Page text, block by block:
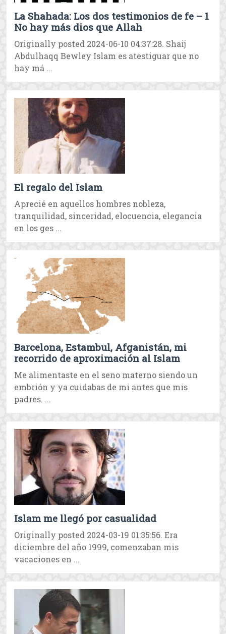
La Shahada: Los dos testimonios de fe – 1
No hay más dios que Allah
Originally posted 2024-06-10 04:37:28. Shaij
Abdulhaqq Bewley Islam es atestiguar que no
hay má ...
El regalo del Islam
Aprecié en aquellos hombres nobleza,
tranquilidad, sinceridad, elocuencia, elegancia
en los ges ...
Barcelona, Estambul, Afganistán, mi
recorrido de aproximación al Islam
Me alimentaste en el seno materno siendo un
embrión y ya cuidabas de mi antes que mis
padres. ...
Islam me llegó por casualidad
Originally posted 2024-03-19 01:35:56. Era
diciembre del año 1999, comenzaban mis
vacaciones en ...